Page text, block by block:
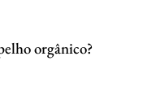
orgânico?